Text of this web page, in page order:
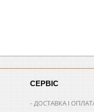
СЕРВІС
ДОСТАВКА І